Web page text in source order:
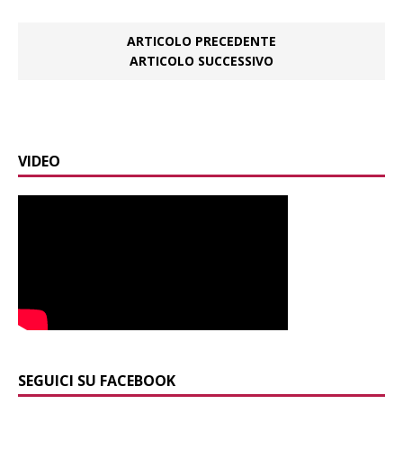
ARTICOLO PRECEDENTE
ARTICOLO SUCCESSIVO
VIDEO
SEGUICI SU FACEBOOK